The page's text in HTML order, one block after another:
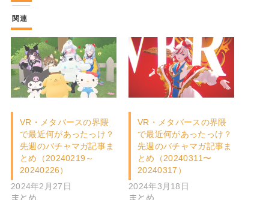
関連
VR・メタバースの界隈
で最近何があったっけ？
先週のバチャマガ記事ま
とめ（20240219～
20240226）
2024年2月27日
VR・メタバースの界隈
で最近何があったっけ？
先週のバチャマガ記事ま
とめ（20240311〜
20240317）
2024年3月18日